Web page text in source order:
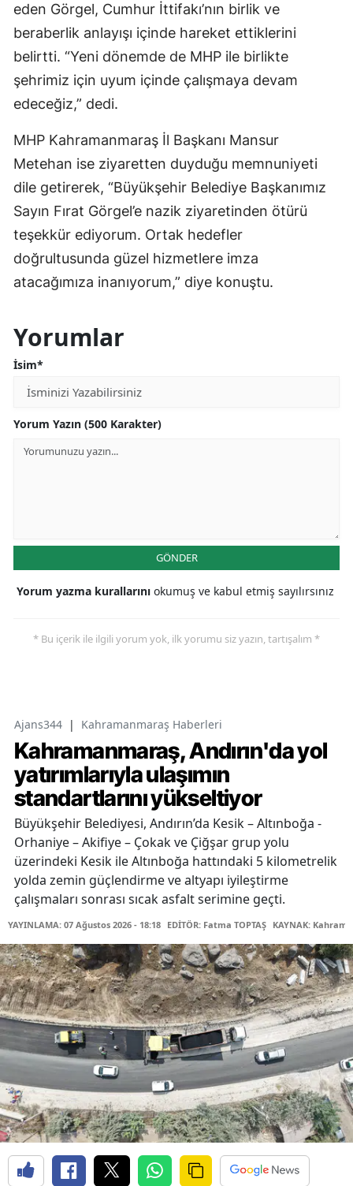
eden Görgel, Cumhur İttifakı’nın birlik ve
beraberlik anlayışı içinde hareket ettiklerini
belirtti. “Yeni dönemde de MHP ile birlikte
şehrimiz için uyum içinde çalışmaya devam
edeceğiz,” dedi.
MHP Kahramanmaraş İl Başkanı Mansur
Metehan ise ziyaretten duyduğu memnuniyeti
dile getirerek, “Büyükşehir Belediye Başkanımız
Sayın Fırat Görgel’e nazik ziyaretinden ötürü
teşekkür ediyorum. Ortak hedefler
doğrultusunda güzel hizmetlere imza
atacağımıza inanıyorum,” diye konuştu.
Yorumlar
İsim*
Yorum Yazın (500 Karakter)
GÖNDER
Yorum yazma kurallarını okumuş ve kabul etmiş sayılırsınız
* Bu içerik ile ilgili yorum yok, ilk yorumu siz yazın, tartışalım *
Ajans344 | Kahramanmaraş Haberleri
Kahramanmaraş, Andırın'da yol
yatırımlarıyla ulaşımın
standartlarını yükseltiyor
Büyükşehir Belediyesi, Andırın’da Kesik – Altınboğa -
Orhaniye – Akifiye – Çokak ve Çiğşar grup yolu
üzerindeki Kesik ile Altınboğa hattındaki 5 kilometrelik
yolda zemin güçlendirme ve altyapı iyileştirme
çalışmaları sonrası sıcak asfalt serimine geçti.
YAYINLAMA: 07 Ağustos 2026 - 18:18 EDİTÖR: Fatma TOPTAŞ KAYNAK: